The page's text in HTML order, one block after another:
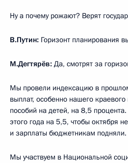
Ну а почему рожают? Верят
В.Путин: Горизонт планирования
М.Дегтярёв: Да, смотрят за
Мы провели индексацию в
выплат, особенно нашего
пособий на детей, на 8,5
этого года на 5,5, чтобы октября
и зарплаты бюджетникам подняли.
Мы участвуем в Национальной